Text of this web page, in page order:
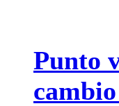
Punto